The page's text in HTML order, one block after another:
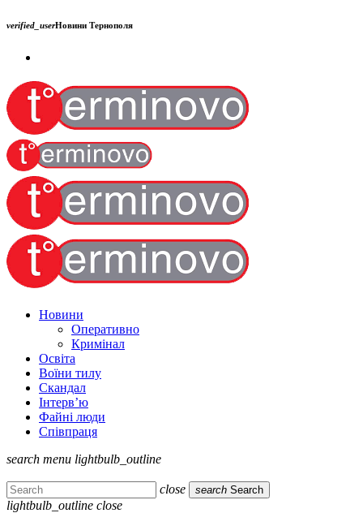
verified_userНовини Тернополя
Новини
Оперативно
Кримінал
Освіта
Воїни тилу
Скандал
Інтерв’ю
Файні люди
Співпраця
search menu lightbulb_outline
close search Search
lightbulb_outline close